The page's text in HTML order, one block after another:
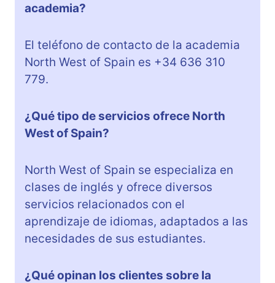
academia?
El teléfono de contacto de la academia
North West of Spain es +34 636 310
779.
¿Qué tipo de servicios ofrece North
West of Spain?
North West of Spain se especializa en
clases de inglés y ofrece diversos
servicios relacionados con el
aprendizaje de idiomas, adaptados a las
necesidades de sus estudiantes.
¿Qué opinan los clientes sobre la